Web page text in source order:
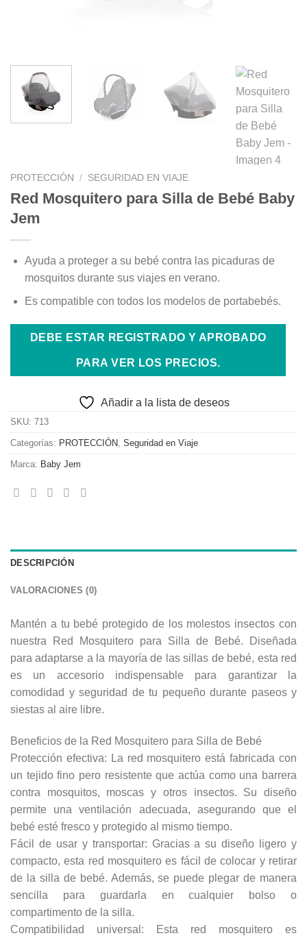
PROTECCIÓN / SEGURIDAD EN VIAJE
Red Mosquitero para Silla de Bebé Baby
Jem
Ayuda a proteger a su bebé contra las picaduras de
mosquitos durante sus viajes en verano.
Es compatible con todos los modelos de portabebés.
DEBE ESTAR REGISTRADO Y APROBADO
PARA VER LOS PRECIOS.
Añadir a la lista de deseos
SKU: 713
Categorías: PROTECCIÓN Seguridad en Viaje
Marca: Baby Jem
DESCRIPCIÓN
VALORACIONES (0)
Mantén a tu bebé protegido de los molestos insectos con
nuestra Red Mosquitero para Silla de Bebé. Diseñada
para adaptarse a la mayoría de las sillas de bebé, esta red
es un accesorio indispensable para garantizar la
comodidad y seguridad de tu pequeño durante paseos y
siestas al aire libre.
Beneficios de la Red Mosquitero para Silla de Bebé
Protección efectiva: La red mosquitero está fabricada con
un tejido fino pero resistente que actúa como una barrera
contra mosquitos, moscas y otros insectos. Su diseño
permite una ventilación adecuada, asegurando que el
bebé esté fresco y protegido al mismo tiempo.
Fácil de usar y transportar: Gracias a su diseño ligero y
compacto, esta red mosquitero es fácil de colocar y retirar
de la silla de bebé. Además, se puede plegar de manera
sencilla para guardarla en cualquier bolso o
compartimento de la silla.
Compatibilidad universal: Esta red mosquitero es